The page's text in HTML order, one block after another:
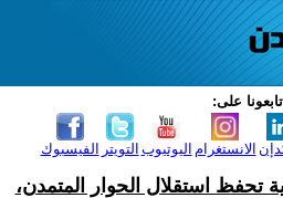
تابعونا على:
الفيسبوك التويتر اليوتيوب الانستغرام
تحفظ استقلال الحوار المتمدن،